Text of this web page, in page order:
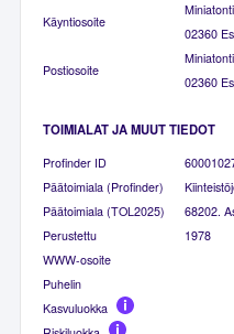
Käyntiosoite
02360
Postiosoite
02360
TOIMIALAT JA MUUT TIEDOT
Profinder ID
Päätoimiala (Profinder)
Päätoimiala (TOL2025)
68202.
Perustettu
1978
WWW-osoite
Puhelin
Kasvuluokka